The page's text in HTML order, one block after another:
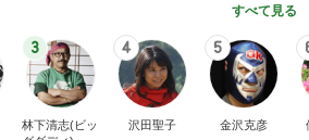
すべて見る
3
林下清志(ビッ
4
沢田聖子
5
金沢克彦